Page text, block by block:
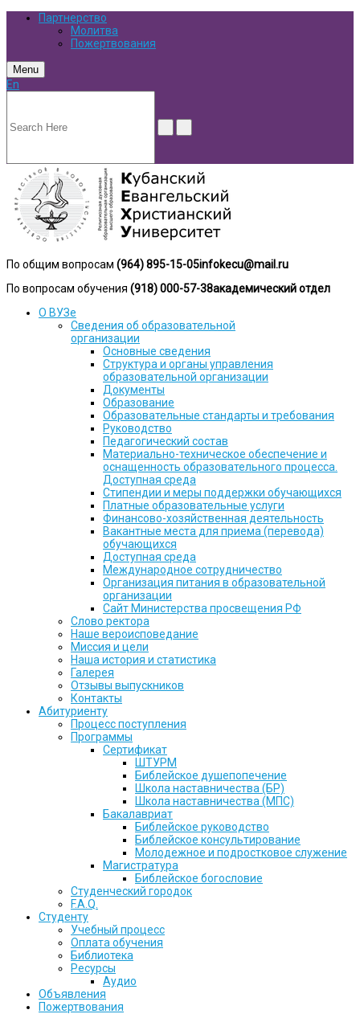
Партнерство
Молитва
Пожертвования
Menu
En
По общим вопросам (964) 895-15-05infokecu@mail.ru
По вопросам обучения (918) 000-57-38академический отдел
О ВУЗе
Сведения об образовательной
организации
Основные сведения
Структура и органы управления
образовательной организации
Документы
Образование
Образовательные стандарты и требования
Руководство
Педагогический состав
Материально-техническое обеспечение и
оснащенность образовательного процесса.
Доступная среда
Стипендии и меры поддержки обучающихся
Платные образовательные услуги
Финансово-хозяйственная деятельность
Вакантные места для приема (перевода)
обучающихся
Доступная среда
Международное сотрудничество
Организация питания в образовательной
организации
Сайт Министерства просвещения РФ
Слово ректора
Наше вероисповедание
Миссия и цели
Наша история и статистика
Галерея
Отзывы выпускников
Контакты
Абитуриенту
Процесс поступления
Программы
Сертификат
ШТУРМ
Библейское душепопечение
Школа наставничества (БР)
Школа наставничества (МПС)
Бакалавриат
Библейское руководство
Библейское консультирование
Молодежное и подростковое служение
Магистратура
Библейское богословие
Студенческий городок
F.A.Q.
Студенту
Учебный процесс
Оплата обучения
Библиотека
Ресурсы
Аудио
Объявления
Пожертвования